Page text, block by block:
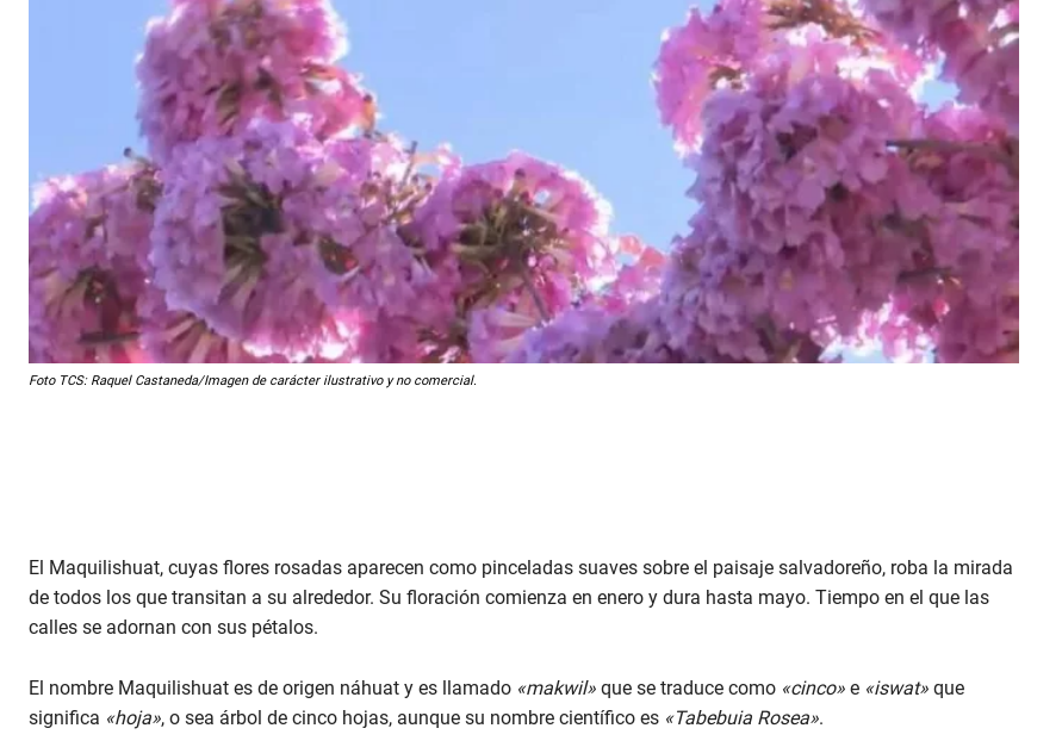
Foto TCS: Raquel Castaneda/Imagen de carácter ilustrativo y no comercial.
El Maquilishuat, cuyas flores rosadas aparecen como pinceladas suaves sobre el paisaje salvadoreño, roba la mirada
de todos los que transitan a su alrededor. Su floración comienza en enero y dura hasta mayo. Tiempo en el que las
calles se adornan con sus pétalos.
El nombre Maquilishuat es de origen náhuat y es llamado «makwil» que se traduce como «cinco» e «iswat» que
significa «hoja», o sea árbol de cinco hojas, aunque su nombre científico es «Tabebuia Rosea».